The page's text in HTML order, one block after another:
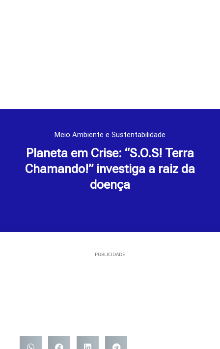
Meio Ambiente e Sustentabilidade
Planeta em Crise: “S.O.S! Terra
Chamando!” investiga a raiz da
doença
PUBLICIDADE